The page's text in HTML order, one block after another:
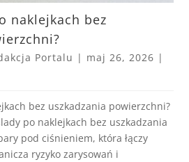
naklejkach bez
Portalu | maj 26, 2026 |
bez uszkadzania powierzchni?
po naklejkach bez uszkadzania
pod ciśnieniem, która łączy
ryzyko zarysowań i